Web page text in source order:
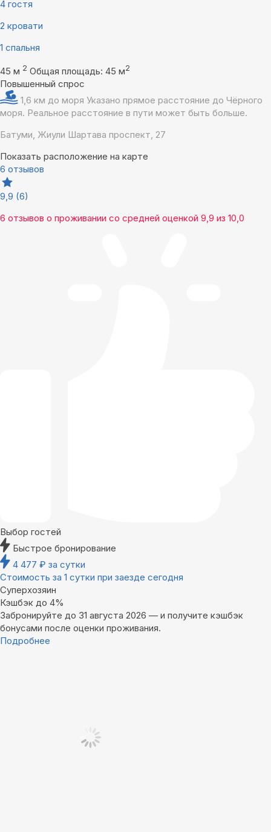
4 гостя
2 кровати
1 спальня
45 м 2 Общая площадь: 45 м2
Повышенный спрос
1,6 км до моря Указано прямое расстояние до Чёрного
моря. Реальное расстояние в пути может быть больше.
Батуми, Жиули Шартава проспект, 27
Показать расположение на карте
6 отзывов
9,9 (6)
6 отзывов о проживании со средней оценкой 9,9 из 10,0
Выбор гостей
Быстрое бронирование
4 477 ₽ за сутки
Стоимость за 1 сутки при заезде сегодня
Суперхозяин
Кэшбэк до 4%
Забронируйте до 31 августа 2026 — и получите кэшбэк
бонусами после оценки проживания.
Подробнее